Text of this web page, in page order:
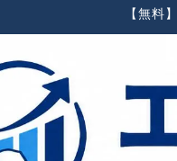
【無料